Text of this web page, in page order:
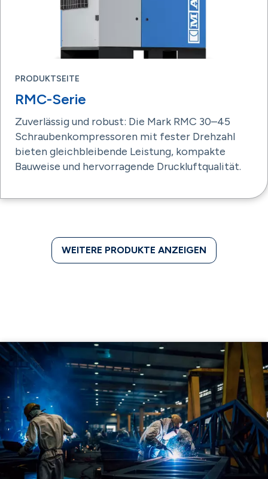
PRODUKTSEITE
RMC-Serie
Zuverlässig und robust: Die Mark RMC 30–45
Schraubenkompressoren mit fester Drehzahl
bieten gleichbleibende Leistung, kompakte
Bauweise und hervorragende Druckluftqualität.
WEITERE PRODUKTE ANZEIGEN